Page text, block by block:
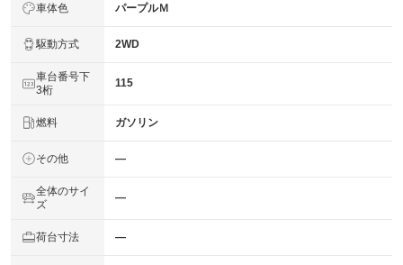
車体色 パープルＭ
駆動方式 2WD
車台番号下
3桁
115
燃料 ガソリン
その他 ―
全体のサイ
ズ
―
荷台寸法 ―